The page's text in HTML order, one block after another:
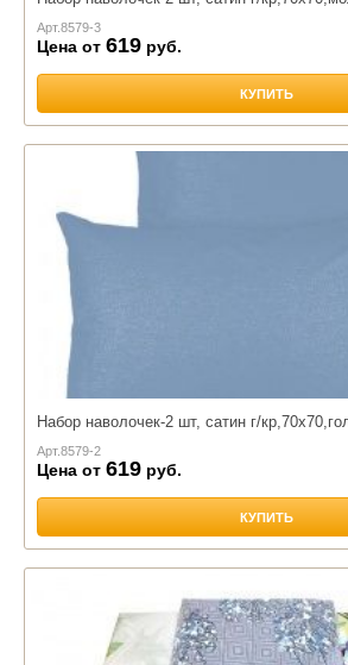
Арт.8579-3
Цена от 619 руб.
КУПИТЬ
Набор наволочек-2 шт, сатин г/
Арт.8579-2
Цена от 619 руб.
КУПИТЬ